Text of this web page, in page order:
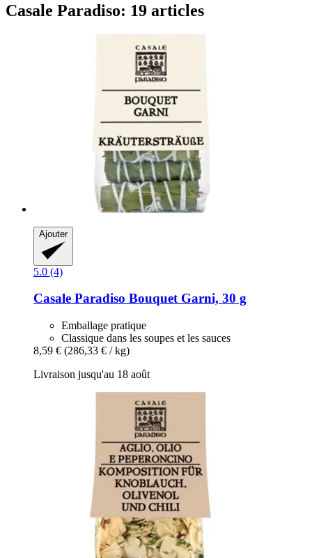
Casale Paradiso: 19 articles
Ajouter
5.0 (4)
Casale Paradiso Bouquet Garni, 30 g
Emballage pratique
Classique dans les soupes et les sauces
8,59 € (286,33 € / kg)
Livraison jusqu'au 18 août